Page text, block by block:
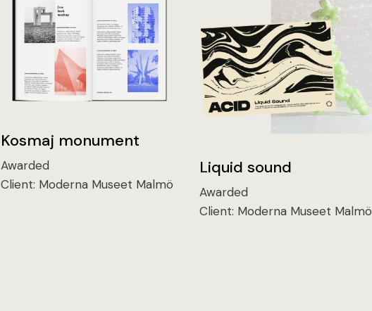
Kosmaj monument
Awarded
Client: Moderna Museet Malmö
Liquid sound
Awarded
Client: Moderna Museet Malmö